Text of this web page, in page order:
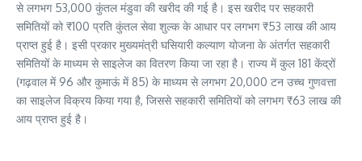
से लगभग 53,000 कुंतल मंडुवा की खरीद की गई है। इस खरीद पर सहकारी
समितियों को ₹100 प्रति कुंतल सेवा शुल्क के आधार पर लगभग ₹53 लाख की आय
प्राप्त हुई है। इसी प्रकार मुख्यमंत्री घसियारी कल्याण योजना के अंतर्गत सहकारी
समितियों के माध्यम से साइलेज का वितरण किया जा रहा है। राज्य में कुल 181 केंद्रों
(गढ़वाल में 96 और कुमाऊं में 85) के माध्यम से लगभग 20,000 टन उच्च गुणवत्ता
का साइलेज विक्रय किया गया है, जिससे सहकारी समितियों को लगभग ₹63 लाख की
आय प्राप्त हुई है।